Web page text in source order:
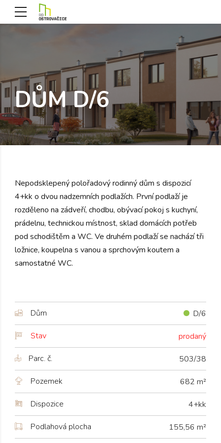
DŮM D/6
Nepodsklepený polořadový rodinný dům s dispozicí
4+kk o dvou nadzemních podlažích. První podlaží je
rozděleno na zádveří, chodbu, obývací pokoj s kuchyní,
prádelnu, technickou místnost, sklad domácích potřeb
pod schodištěm a WC. Ve druhém podlaží se nachází tři
ložnice, koupelna s vanou a sprchovým koutem a
samostatné WC.
Dům D/6
Stav prodaný
Parc. č. 503/38
Pozemek 682 m²
Dispozice 4+kk
Podlahová plocha 155,56 m²